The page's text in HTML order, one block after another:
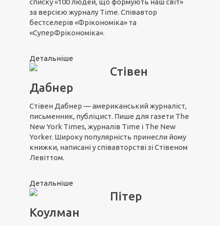
списку «100 людей, що формують наш світ»
за версією журналу Time. Співавтор
бестселерів «Фрікономіка» та
«СуперФрікономіка».
Детальніше
Стівен
Дабнер
Стівен Дабнер — американський журналіст,
письменник, публіцист. Пише для газети The
New York Times, журналів Time і The New
Yorker. Широку популярність принесли йому
книжки, написані у співавторстві зі Стівеном
Левіттом.
Детальніше
Пітер
Коулман